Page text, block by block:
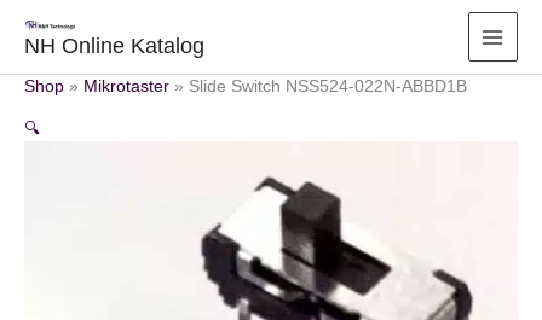
Inhalt
springen
NH Online Katalog
Shop » Mikrotaster » Slide Switch NSS524-022N-ABBD1B
🔍